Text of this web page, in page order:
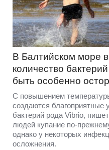
В Балтийском море
количество
быть особенно
С повышением
создаются благоприятные
бактерий рода Vibrio,
людей купание по-
однако у некоторых
осложнения.